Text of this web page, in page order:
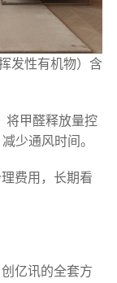
发性有机物）含
将甲醛释放量控
少通风时间。
费用，长期看
亿讯的全套方